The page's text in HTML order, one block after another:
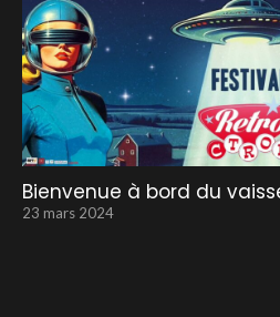
Bienvenue à bord du
23 mars 2024